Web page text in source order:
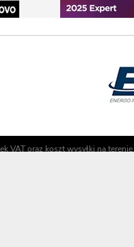
VAT oraz koszt wysyłki na